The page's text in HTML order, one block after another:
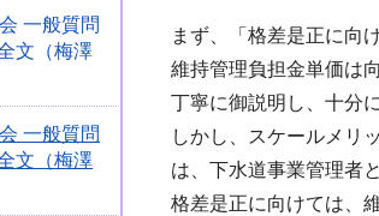
一般質問
文（梅澤
一般質問
文（梅澤
まず、「格差是正に向
維持管理負担金単価は
丁寧に御説明し、十分
しかし、スケールメリ
は、下水道事業管理者
格差是正に向けては、